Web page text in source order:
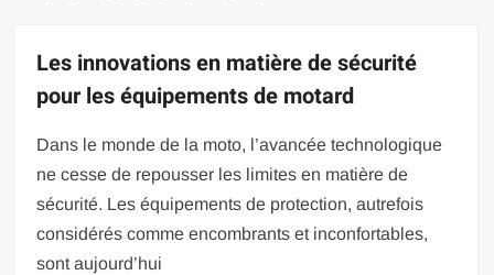
Les innovations en matière de sécurité
pour les équipements de motard
Dans le monde de la moto, l’avancée technologique
ne cesse de repousser les limites en matière de
sécurité. Les équipements de protection, autrefois
considérés comme encombrants et inconfortables,
sont aujourd’hui